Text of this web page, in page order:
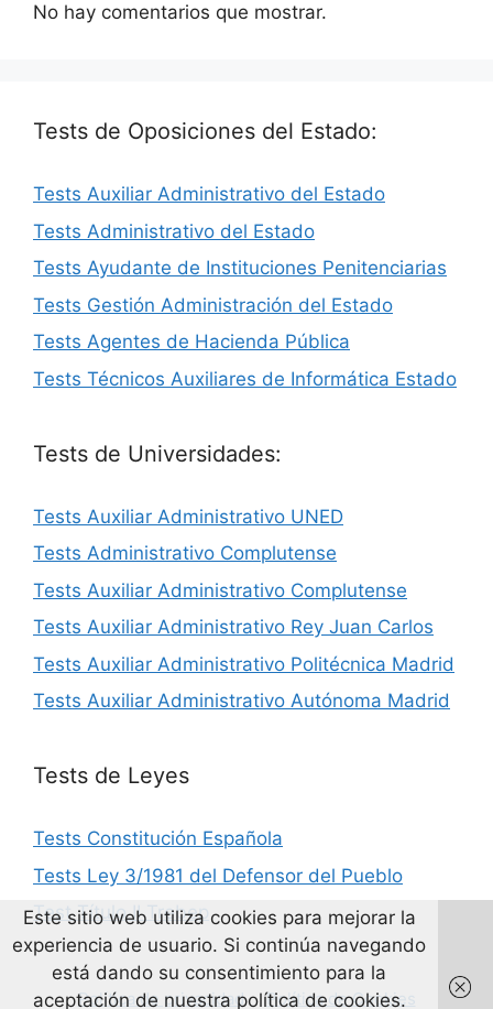
No hay comentarios que mostrar.
Tests de Oposiciones del Estado:
Tests Auxiliar Administrativo del Estado
Tests Administrativo del Estado
Tests Ayudante de Instituciones Penitenciarias
Tests Gestión Administración del Estado
Tests Agentes de Hacienda Pública
Tests Técnicos Auxiliares de Informática Estado
Tests de Universidades:
Tests Auxiliar Administrativo UNED
Tests Administrativo Complutense
Tests Auxiliar Administrativo Complutense
Tests Auxiliar Administrativo Rey Juan Carlos
Tests Auxiliar Administrativo Politécnica Madrid
Tests Auxiliar Administrativo Autónoma Madrid
Tests de Leyes
Tests Constitución Española
Tests Ley 3/1981 del Defensor del Pueblo
Test Título II Trebep
Política de privacidad Política de Cookies
Este sitio web utiliza cookies para mejorar la
experiencia de usuario. Si continúa navegando
está dando su consentimiento para la
aceptación de nuestra política de cookies.